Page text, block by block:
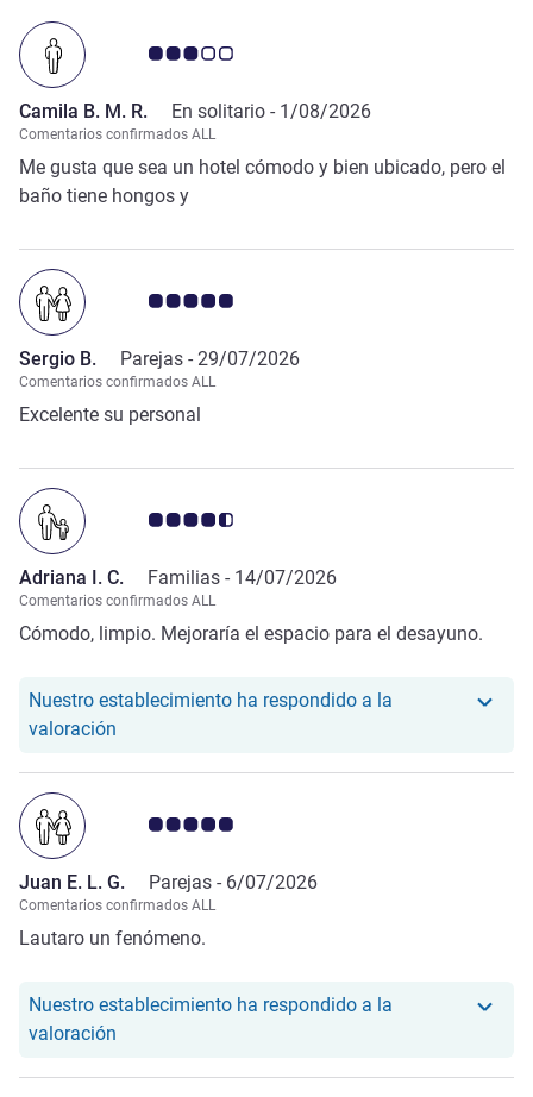
Nota de clientes de Avis 3.0/5
Camila B. M. R. En solitario - 1/08/2026
Comentarios confirmados ALL
Me gusta que sea un hotel cómodo y bien ubicado, pero el
baño tiene hongos y
Nota de clientes de Avis 5.0/5
Sergio B. Parejas - 29/07/2026
Comentarios confirmados ALL
Excelente su personal
Nota de clientes de Avis 4.5/5
Adriana I. C. Familias - 14/07/2026
Comentarios confirmados ALL
Cómodo, limpio. Mejoraría el espacio para el desayuno.
Nuestro establecimiento ha respondido a la
valoración
Nota de clientes de Avis 5.0/5
Juan E. L. G. Parejas - 6/07/2026
Comentarios confirmados ALL
Lautaro un fenómeno.
Nuestro establecimiento ha respondido a la
valoración